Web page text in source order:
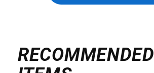
RECOMMENDED